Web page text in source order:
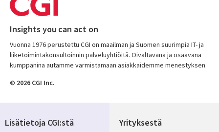
Insights you can act on
Vuonna 1976 perustettu CGI on maailman ja Suomen suurimpia IT- ja
liiketoimintakonsultoinnin palveluyhtiöitä. Oivaltavana ja osaavana
kumppanina autamme varmistamaan asiakkaidemme menestyksen.
© 2026 CGI Inc.
Yrityksestä
Lisätietoja CGI:stä